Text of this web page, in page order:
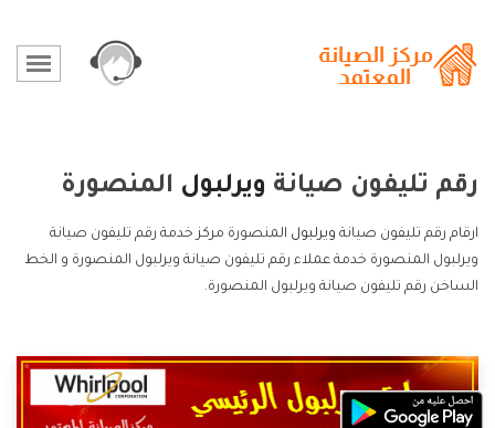
رقم تليفون صيانة ويرلبول المنصورة
ارقام رقم تليفون صيانة ويرلبول المنصورة مركز خدمة رقم تليفون صيانة
ويرلبول المنصورة خدمة عملاء رقم تليفون صيانة ويرلبول المنصورة و الخط
الساخن رقم تليفون صيانة ويرلبول المنصورة.